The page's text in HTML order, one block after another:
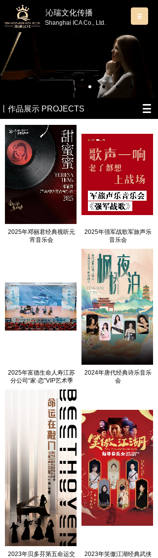
沁瑞文化传播
Shanghai ICA Co., Ltd.
丨作品展示 PROJECTS
2025年邓丽君经典视听元
宵音乐会
2025年强军战歌军旅声乐
音乐会
2025年富德生命人寿江苏
分公司“家·恋”VIP艺术季
2024年唐代经典诗乐音乐
会
2023年贝多芬第五命运交
2023年笑傲江湖经典武侠